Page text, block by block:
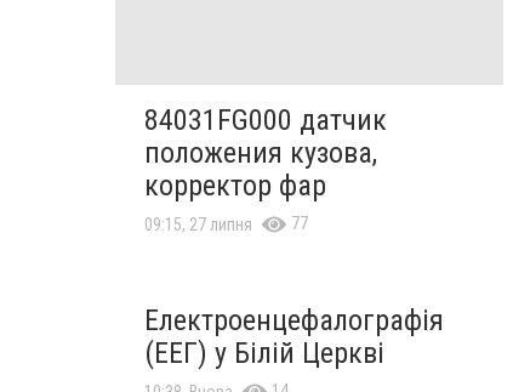
84031FG000 датчик
положения кузова,
корректор фар
09:15, 27 липня 77
Електроенцефалографія
(ЕЕГ) у Білій Церкві